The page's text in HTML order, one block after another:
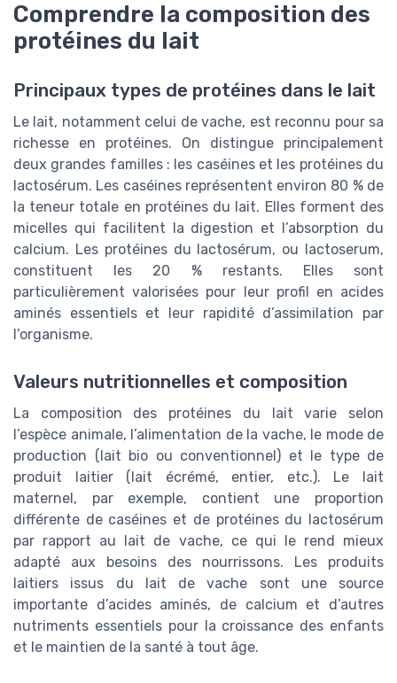
Comprendre la composition des
protéines du lait
Principaux types de protéines dans le lait
Le lait, notamment celui de vache, est reconnu pour sa
richesse en protéines. On distingue principalement
deux grandes familles : les caséines et les protéines du
lactosérum. Les caséines représentent environ 80 % de
la teneur totale en protéines du lait. Elles forment des
micelles qui facilitent la digestion et l’absorption du
calcium. Les protéines du lactosérum, ou lactoserum,
constituent les 20 % restants. Elles sont
particulièrement valorisées pour leur profil en acides
aminés essentiels et leur rapidité d’assimilation par
l’organisme.
Valeurs nutritionnelles et composition
La composition des protéines du lait varie selon
l’espèce animale, l’alimentation de la vache, le mode de
production (lait bio ou conventionnel) et le type de
produit laitier (lait écrémé, entier, etc.). Le lait
maternel, par exemple, contient une proportion
différente de caséines et de protéines du lactosérum
par rapport au lait de vache, ce qui le rend mieux
adapté aux besoins des nourrissons. Les produits
laitiers issus du lait de vache sont une source
importante d’acides aminés, de calcium et d’autres
nutriments essentiels pour la croissance des enfants
et le maintien de la santé à tout âge.